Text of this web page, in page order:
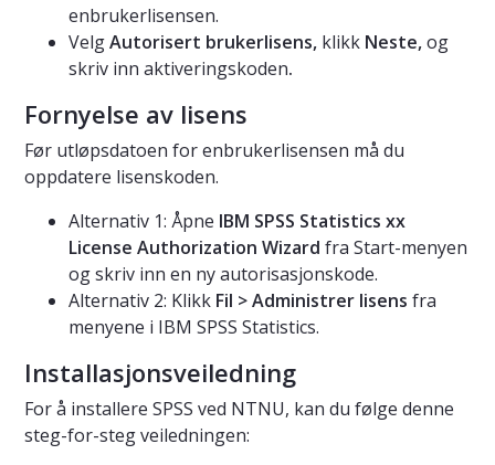
enbrukerlisensen.
VelgAutorisert brukerlisens, klikk Neste,og
skriv inn aktiveringskoden.
Fornyelse av lisens
Før utløpsdatoen for enbrukerlisensen må du
oppdatere lisenskoden.
Alternativ 1: Åpne IBM SPSS Statistics xx
License Authorization Wizard fra Start-menyen
og skriv inn en ny autorisasjonskode.
Alternativ 2: Klikk Fil > Administrer lisens fra
menyene i IBM SPSS Statistics.
Installasjonsveiledning
For å installere SPSS ved NTNU, kan du følge denne
steg-for-steg veiledningen: